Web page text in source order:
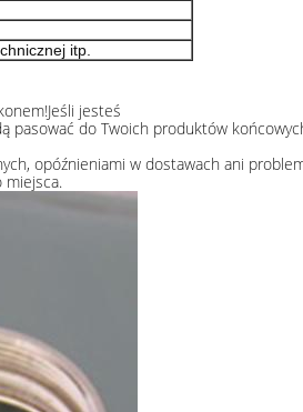
itp.
jesteś
pasować do Twoich produktów
opóźnieniami w dostawach ani
miejsca.